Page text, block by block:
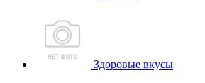
Здоровые вкусы